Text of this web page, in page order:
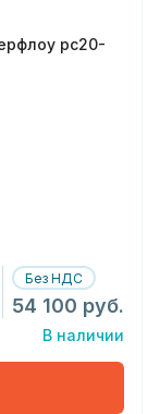
рс20-
Без НДС
54 100 руб.
В наличии